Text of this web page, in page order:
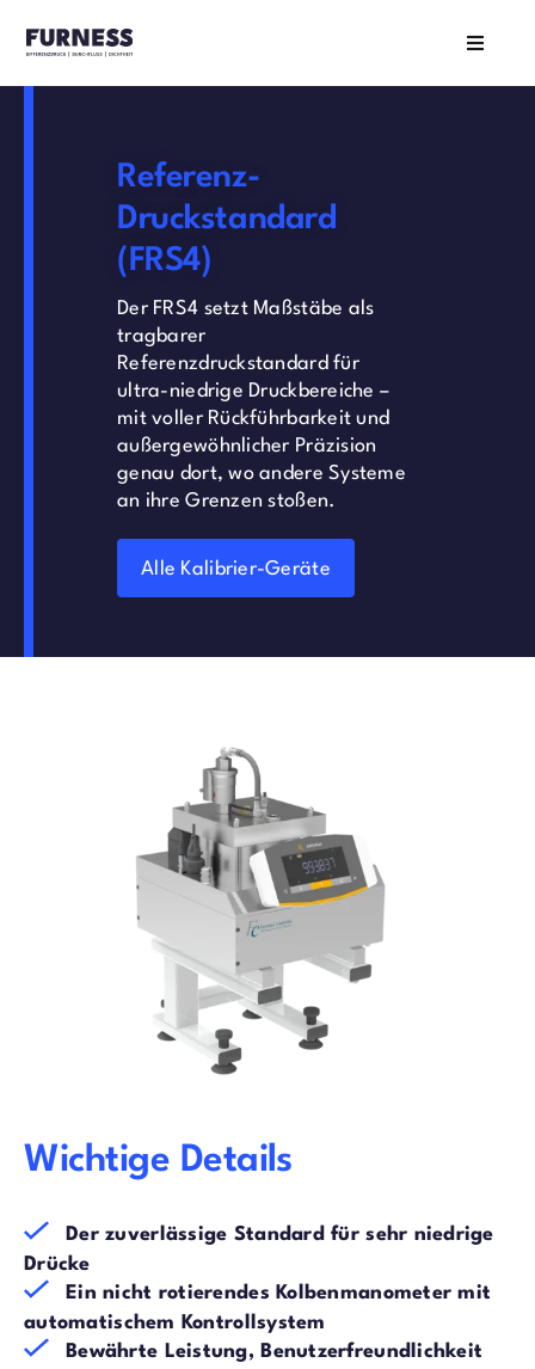
Toggle
Referenz-
Druckstandard
(FRS4)
Der FRS4 setzt Maßstäbe als
tragbarer
Referenzdruckstandard für
ultra-niedrige Druckbereiche –
mit voller Rückführbarkeit und
außergewöhnlicher Präzision
genau dort, wo andere Systeme
an ihre Grenzen stoßen.
Alle Kalibrier-Geräte
Wichtige Details
Der zuverlässige Standard für sehr niedrige
Drücke
Ein nicht rotierendes Kolbenmanometer mit
automatischem Kontrollsystem
Bewährte Leistung, Benutzerfreundlichkeit